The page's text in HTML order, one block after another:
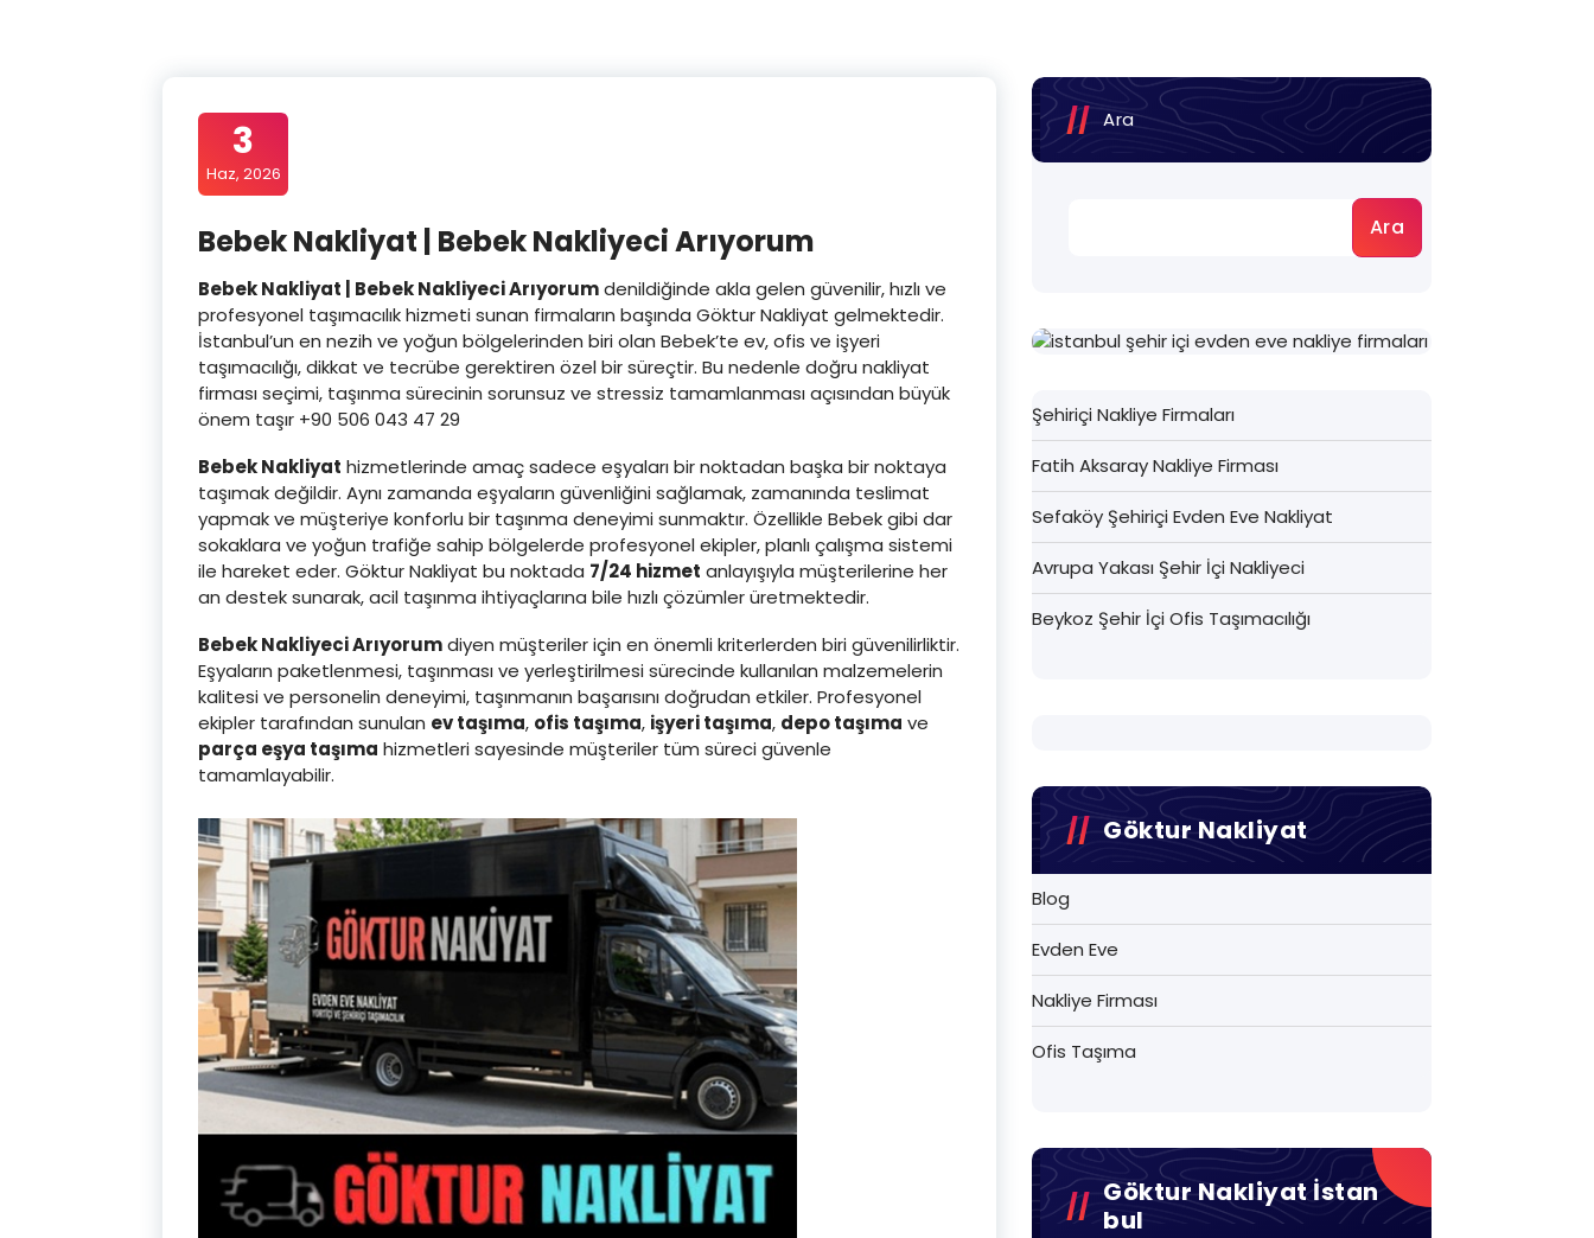
3
Haz, 2026
Bebek Nakliyat | Bebek Nakliyeci Arıyorum
Bebek Nakliyat | Bebek Nakliyeci Arıyorumdenildiğinde akla gelen güvenilir, hızlı ve
profesyonel taşımacılık hizmeti sunan firmaların başında Göktur Nakliyat gelmektedir.
İstanbul’un en nezih ve yoğun bölgelerinden biri olan Bebek’te ev, ofis ve işyeri
taşımacılığı, dikkat ve tecrübe gerektiren özel bir süreçtir. Bu nedenle doğru nakliyat
firması seçimi, taşınma sürecinin sorunsuz ve stressiz tamamlanması açısından büyük
önem taşır +90 506 043 47 29
Bebek Nakliyat hizmetlerinde amaç sadece eşyaları bir noktadan başka bir noktaya
taşımak değildir. Aynı zamanda eşyaların güvenliğini sağlamak, zamanında teslimat
yapmak ve müşteriye konforlu bir taşınma deneyimi sunmaktır. Özellikle Bebek gibi dar
sokaklara ve yoğun trafiğe sahip bölgelerde profesyonel ekipler, planlı çalışma sistemi
ile hareket eder. Göktur Nakliyat bu noktada 7/24 hizmet anlayışıyla müşterilerine her
an destek sunarak, acil taşınma ihtiyaçlarına bile hızlı çözümler üretmektedir.
Bebek Nakliyeci Arıyorumdiyen müşteriler için en önemli kriterlerden biri güvenilirliktir.
Eşyaların paketlenmesi, taşınması ve yerleştirilmesi sürecinde kullanılan malzemelerin
kalitesi ve personelin deneyimi, taşınmanın başarısını doğrudan etkiler. Profesyonel
ekipler tarafından sunulan ev taşıma, ofis taşıma, işyeri taşıma, depo taşıma ve
parça eşya taşıma hizmetleri sayesinde müşteriler tüm süreci güvenle
tamamlayabilir.
Ara
Ara
Şehiriçi Nakliye Firmaları
Fatih Aksaray Nakliye Firması
Sefaköy Şehiriçi Evden Eve Nakliyat
Avrupa Yakası Şehir İçi Nakliyeci
Beykoz Şehir İçi Ofis Taşımacılığı
Göktur Nakliyat
Blog
Evden Eve
Nakliye Firması
Ofis Taşıma
Göktur Nakliyat İstan
Bul